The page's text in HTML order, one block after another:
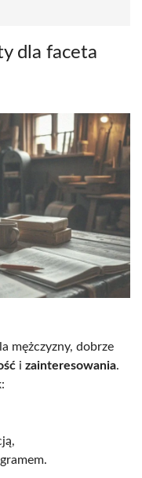
dla faceta
mężczyzny, dobrze
i zainteresowania.